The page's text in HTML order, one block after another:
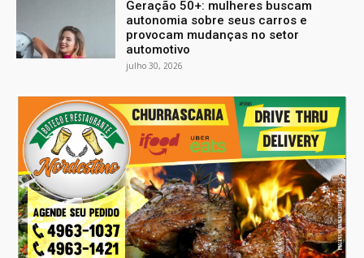
Geração 50+: mulheres buscam
autonomia sobre seus carros e
provocam mudanças no setor
automotivo
julho 30, 2026